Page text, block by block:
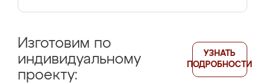
Изготовим по
индивидуальному
проекту:
УЗНАТЬ
ПОДРОБНОСТИ